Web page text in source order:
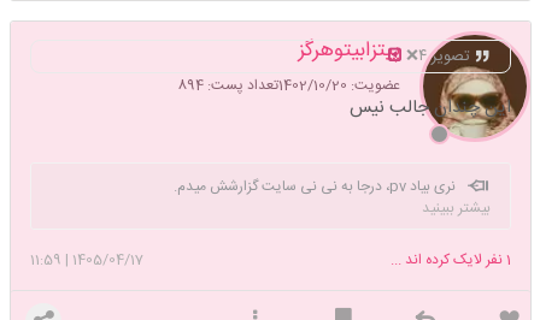
پیتزابیتوهرگز
عضویت: 1402/10/20 تعداد پست: 894
تصویر ۴❌️
این چندان جالب نیس
نری بیاد pv، درجا به نی نی سایت گزارشش میدم.
بیشتر ببینید
1405/04/17
|
11:59 1نفر لایک کرده اند ...